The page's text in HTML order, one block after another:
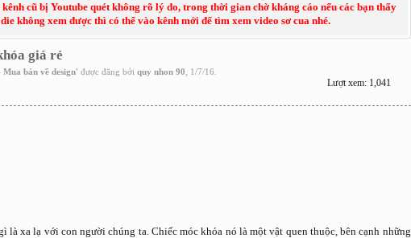
cũ bị Youtube quét không rõ lý do, trong thời gian chờ kháng cáo nếu các bạn thấy
không xem được thì có thể vào kênh mới để tìm xem video sơ cua nhé.
giá rẻ
bán về design' được đăng bởi quy nhon 90 1/7/16
Lượt xem: 1,041
là xa lạ với con người chúng ta. Chiếc móc khóa nó là một vật quen thuộc, bên cạnh những